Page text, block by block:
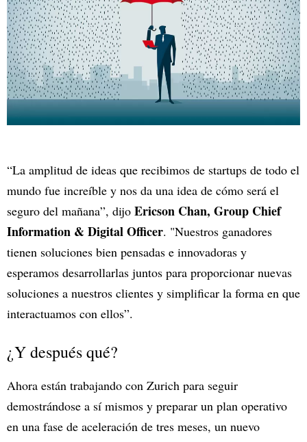
“La amplitud de ideas que recibimos de startups de todo el
mundo fue increíble y nos da una idea de cómo será el
seguro del mañana”, dijo Ericson Chan, Group Chief
Information & Digital Officer. "Nuestros ganadores
tienen soluciones bien pensadas e innovadoras y
esperamos desarrollarlas juntos para proporcionar nuevas
soluciones a nuestros clientes y simplificar la forma en que
interactuamos con ellos”.
¿Y después qué?
Ahora están trabajando con Zurich para seguir
demostrándose a sí mismos y preparar un plan operativo
en una fase de aceleración de tres meses, un nuevo